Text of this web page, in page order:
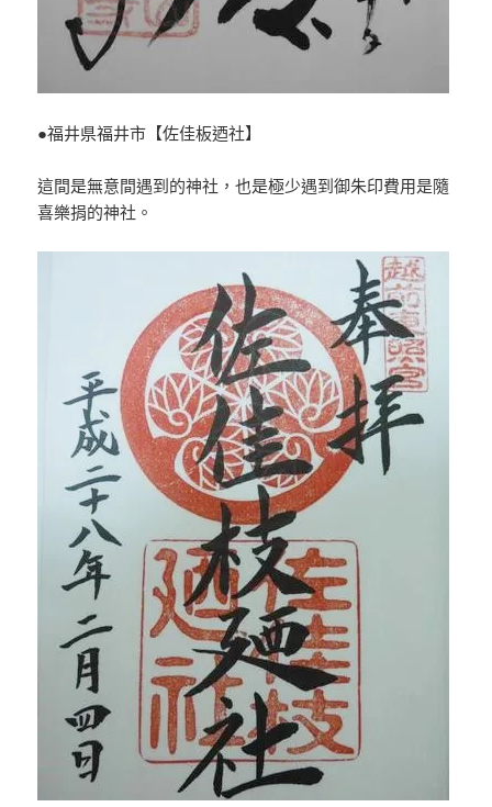
●福井県福井市【佐佳板迺社】
這間是無意間遇到的神社，也是極少遇到御朱印費用是隨
喜樂捐的神社。